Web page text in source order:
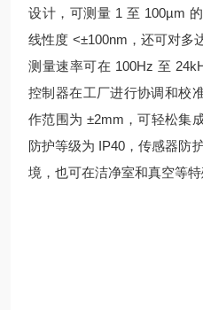
设计，可测量 1 至 100µm
线性度 <±100nm，还可对多
测量速率可在 100Hz 至
控制器在工厂进行协调和校
作范围为 ±2mm，可轻松集
防护等级为 IP40，传感器防
境，也可在洁净室和真空等特